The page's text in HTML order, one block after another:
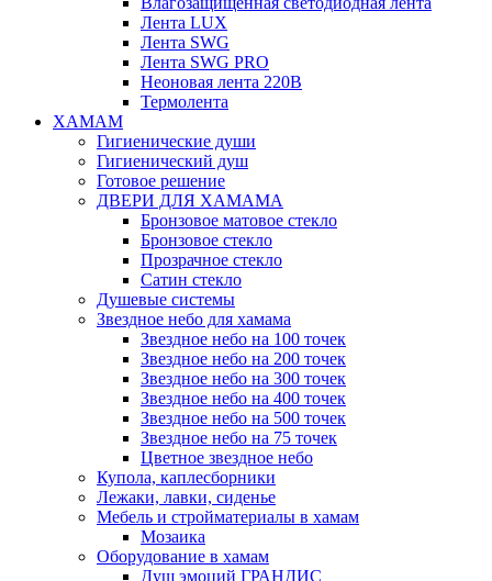
Лента LUX
Лента SWG
Лента SWG PRO
Неоновая лента 220В
Термолента
ХАМАМ
Гигиенические души
Гигиенический душ
Готовое решение
ДВЕРИ ДЛЯ ХАМАМА
Бронзовое матовое стекло
Бронзовое стекло
Прозрачное стекло
Сатин стекло
Душевые системы
Звездное небо для хамама
Звездное небо на 100 точек
Звездное небо на 200 точек
Звездное небо на 300 точек
Звездное небо на 400 точек
Звездное небо на 500 точек
Звездное небо на 75 точек
Цветное звездное небо
Купола, каплесборники
Лежаки, лавки, сиденье
Мебель и стройматериалы в хамам
Мозаика
Оборудование в хамам
Душ эмоций ГРАНДИС